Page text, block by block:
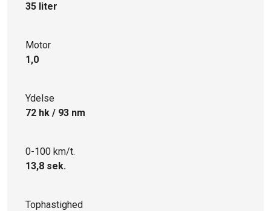
35 liter
Motor
1,0
Ydelse
72 hk / 93 nm
0-100 km/t.
13,8 sek.
Tophastighed